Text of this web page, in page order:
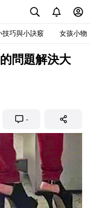
技巧與小訣竅 女孩小物
問題解決大
-